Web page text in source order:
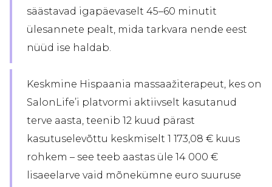
säästavad igapäevaselt 45–60 minutit
ülesannete pealt, mida tarkvara nende eest
nüüd ise haldab.
Keskmine Hispaania massaažiterapeut, kes on
SalonLife’i platvormi aktiivselt kasutanud
terve aasta, teenib 12 kuud pärast
kasutuselevõttu keskmiselt 1 173,08 € kuus
rohkem – see teeb aastas üle 14 000 €
lisaeelarve vaid mõnekümne euro suuruse